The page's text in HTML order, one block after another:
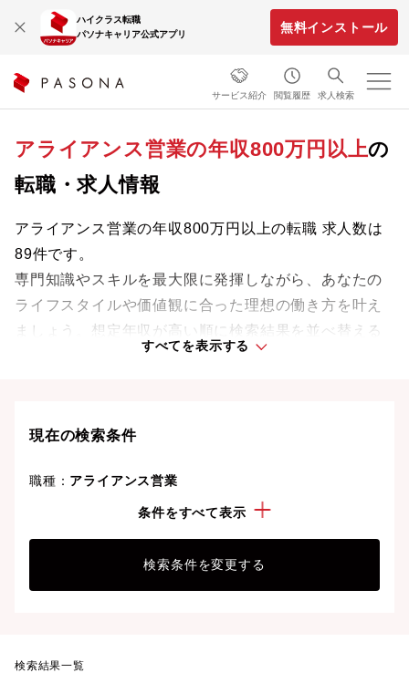
ハイクラス転職
パソナキャリア公式アプリ
無料インストール
サービス紹介 閲覧履歴 求人検索
アライアンス営業の年収800万円以上の
転職・求人情報
アライアンス営業の年収800万円以上の転職 求人数は
89件です。
専門知識やスキルを最大限に発揮しながら、あなたの
ライフスタイルや価値観に合った理想の働き方を叶え
ましょう。想定年収が高い順に検索結果を並べ替える
すべてを表示する
現在の検索条件
職種： アライアンス営業
800万円以上条件をすべて表示
検索条件を変更する
検索結果一覧